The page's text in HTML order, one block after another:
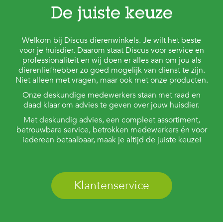
De juiste keuze
Welkom bij Discus dierenwinkels. Je wilt het beste
voor je huisdier. Daarom staat Discus voor service en
professionaliteit en wij doen er alles aan om jou als
dierenliefhebber zo goed mogelijk van dienst te zijn.
Niet alleen met vragen, maar ook met onze producten.
Onze deskundige medewerkers staan met raad en
daad klaar om advies te geven over jouw huisdier.
Met deskundig advies, een compleet assortiment,
betrouwbare service, betrokken medewerkers én voor
iedereen betaalbaar, maak je altijd de juiste keuze!
Klantenservice